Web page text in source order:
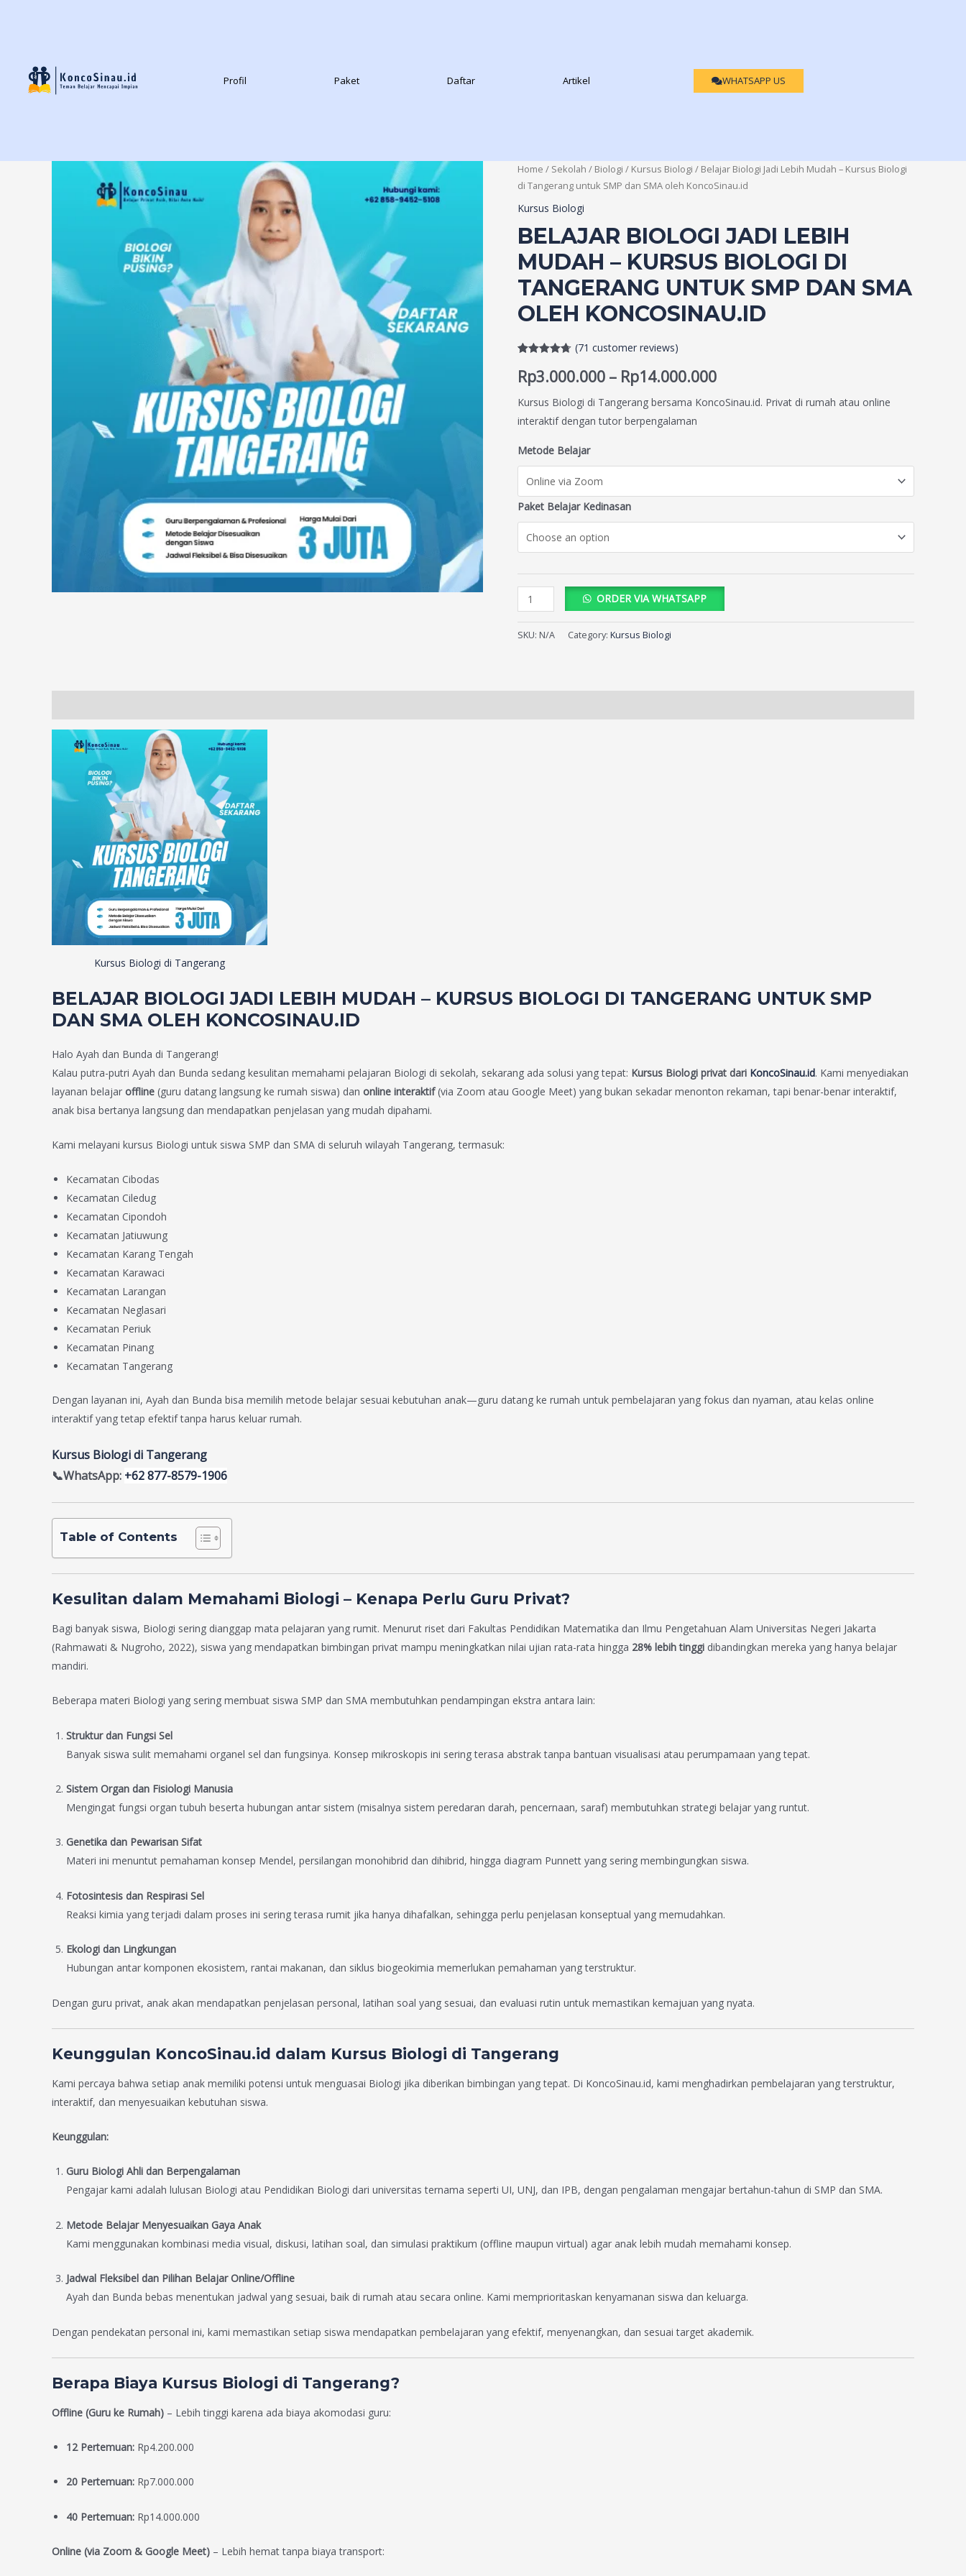
Profil Paket Daftar Artikel WHATSAPP US
Home / Sekolah / Biologi / Kursus Biologi / Belajar Biologi Jadi Lebih Mudah – Kursus Biologi
di Tangerang untuk SMP dan SMA oleh KoncoSinau.id
Kursus Biologi
BELAJAR BIOLOGI JADI LEBIH
MUDAH – KURSUS BIOLOGI DI
TANGERANG UNTUK SMP DAN SMA
OLEH KONCOSINAU.ID
out of 5
based on
ratings
(71 customer reviews)
Rp3.000.000 – Rp14.000.000
Kursus Biologi di Tangerang bersama KoncoSinau.id. Privat di rumah atau online
interaktif dengan tutor berpengalaman
Metode Belajar
Paket Belajar Kedinasan
ORDER VIA WHATSAPP
SKU: N/A Category: Kursus Biologi
Kursus Biologi di Tangerang
BELAJAR BIOLOGI JADI LEBIH MUDAH – KURSUS BIOLOGI DI TANGERANG UNTUK SMP
DAN SMA OLEH KONCOSINAU.ID
Halo Ayah dan Bunda di Tangerang!
Kalau putra-putri Ayah dan Bunda sedang kesulitan memahami pelajaran Biologi di sekolah, sekarang ada solusi yang tepat: Kursus Biologi privat dari KoncoSinau.id. Kami menyediakan
layanan belajar offline (guru datang langsung ke rumah siswa) dan online interaktif(via Zoom atau Google Meet) yang bukan sekadar menonton rekaman, tapi benar-benar interaktif,
anak bisa bertanya langsung dan mendapatkan penjelasan yang mudah dipahami.
Kami melayani kursus Biologi untuk siswa SMP dan SMA di seluruh wilayah Tangerang, termasuk:
Kecamatan Cibodas
Kecamatan Ciledug
Kecamatan Cipondoh
Kecamatan Jatiuwung
Kecamatan Karang Tengah
Kecamatan Karawaci
Kecamatan Larangan
Kecamatan Neglasari
Kecamatan Periuk
Kecamatan Pinang
Kecamatan Tangerang
Dengan layanan ini, Ayah dan Bunda bisa memilih metode belajar sesuai kebutuhan anak—guru datang ke rumah untuk pembelajaran yang fokus dan nyaman, atau kelas online
interaktif yang tetap efektif tanpa harus keluar rumah.
Kursus Biologi di Tangerang
📞WhatsApp: +62 877-8579-1906
Table of Contents
Kesulitan dalam Memahami Biologi – Kenapa Perlu Guru Privat?
Bagi banyak siswa, Biologi sering dianggap mata pelajaran yang rumit. Menurut riset dari Fakultas Pendidikan Matematika dan Ilmu Pengetahuan Alam Universitas Negeri Jakarta
(Rahmawati & Nugroho, 2022), siswa yang mendapatkan bimbingan privat mampu meningkatkan nilai ujian rata-rata hingga 28% lebih tinggi dibandingkan mereka yang hanya belajar
mandiri.
Beberapa materi Biologi yang sering membuat siswa SMP dan SMA membutuhkan pendampingan ekstra antara lain:
Struktur dan Fungsi Sel
Banyak siswa sulit memahami organel sel dan fungsinya. Konsep mikroskopis ini sering terasa abstrak tanpa bantuan visualisasi atau perumpamaan yang tepat.
Sistem Organ dan Fisiologi Manusia
Mengingat fungsi organ tubuh beserta hubungan antar sistem (misalnya sistem peredaran darah, pencernaan, saraf) membutuhkan strategi belajar yang runtut.
Genetika dan Pewarisan Sifat
Materi ini menuntut pemahaman konsep Mendel, persilangan monohibrid dan dihibrid, hingga diagram Punnett yang sering membingungkan siswa.
Fotosintesis dan Respirasi Sel
Reaksi kimia yang terjadi dalam proses ini sering terasa rumit jika hanya dihafalkan, sehingga perlu penjelasan konseptual yang memudahkan.
Ekologi dan Lingkungan
Hubungan antar komponen ekosistem, rantai makanan, dan siklus biogeokimia memerlukan pemahaman yang terstruktur.
Dengan guru privat, anak akan mendapatkan penjelasan personal, latihan soal yang sesuai, dan evaluasi rutin untuk memastikan kemajuan yang nyata.
Keunggulan KoncoSinau.id dalam Kursus Biologi di Tangerang
Kami percaya bahwa setiap anak memiliki potensi untuk menguasai Biologi jika diberikan bimbingan yang tepat. Di KoncoSinau.id, kami menghadirkan pembelajaran yang terstruktur,
interaktif, dan menyesuaikan kebutuhan siswa.
Keunggulan:
Guru Biologi Ahli dan Berpengalaman
Pengajar kami adalah lulusan Biologi atau Pendidikan Biologi dari universitas ternama seperti UI, UNJ, dan IPB, dengan pengalaman mengajar bertahun-tahun di SMP dan SMA.
Metode Belajar Menyesuaikan Gaya Anak
Kami menggunakan kombinasi media visual, diskusi, latihan soal, dan simulasi praktikum (offline maupun virtual) agar anak lebih mudah memahami konsep.
Jadwal Fleksibel dan Pilihan Belajar Online/Offline
Ayah dan Bunda bebas menentukan jadwal yang sesuai, baik di rumah atau secara online. Kami memprioritaskan kenyamanan siswa dan keluarga.
Dengan pendekatan personal ini, kami memastikan setiap siswa mendapatkan pembelajaran yang efektif, menyenangkan, dan sesuai target akademik.
Berapa Biaya Kursus Biologi di Tangerang?
Offline (Guru ke Rumah) – Lebih tinggi karena ada biaya akomodasi guru:
12 Pertemuan: Rp4.200.000
20 Pertemuan: Rp7.000.000
40 Pertemuan: Rp14.000.000
Online (via Zoom & Google Meet) – Lebih hemat tanpa biaya transport: